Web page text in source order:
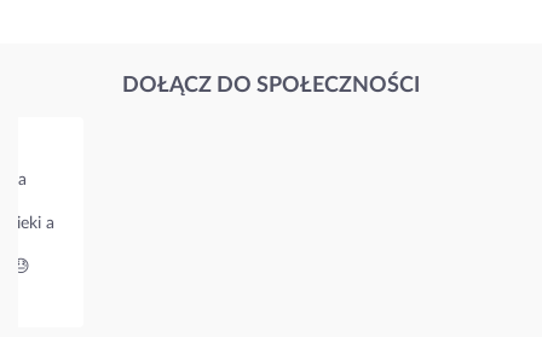
DOŁĄCZ DO SPOŁECZNOŚCI
zatrudnić. Ale jak to zrobić?